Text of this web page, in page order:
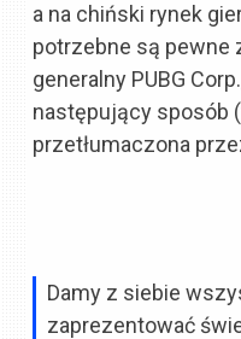
a na chiński rynek
potrzebne są pewne
generalny PUBG
następujący sposób
przetłumaczona
Damy z siebie
zaprezentować